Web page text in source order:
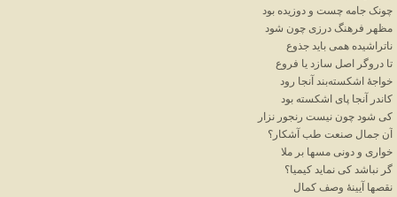
چونک جامه چست و دوزیده بود
مظهر فرهنگ درزی چون شود
ناتراشیده همی باید جذوع
تا دروگر اصل سازد یا فروع
خواجهٔ اشکستهبند آنجا رود
کاندر آنجا پای اشکسته بود
کی شود چون نیست رنجور نزار
آن جمال صنعت طب آشکار؟
خواری و دونی مسها بر ملا
گر نباشد کی نماید کیمیا؟
نقصها آیینهٔ وصف کمال